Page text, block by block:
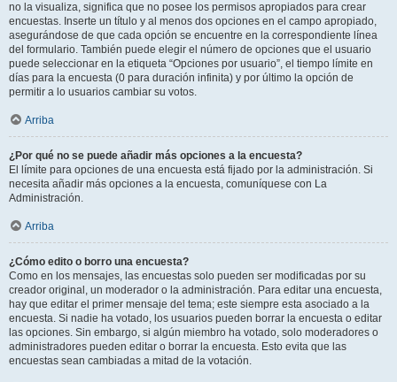
no la visualiza, significa que no posee los permisos apropiados para crear
encuestas. Inserte un título y al menos dos opciones en el campo apropiado,
asegurándose de que cada opción se encuentre en la correspondiente línea
del formulario. También puede elegir el número de opciones que el usuario
puede seleccionar en la etiqueta “Opciones por usuario”, el tiempo límite en
días para la encuesta (0 para duración infinita) y por último la opción de
permitir a lo usuarios cambiar su votos.
Arriba
¿Por qué no se puede añadir más opciones a la encuesta?
El límite para opciones de una encuesta está fijado por la administración. Si
necesita añadir más opciones a la encuesta, comuníquese con La
Administración.
Arriba
¿Cómo edito o borro una encuesta?
Como en los mensajes, las encuestas solo pueden ser modificadas por su
creador original, un moderador o la administración. Para editar una encuesta,
hay que editar el primer mensaje del tema; este siempre esta asociado a la
encuesta. Si nadie ha votado, los usuarios pueden borrar la encuesta o editar
las opciones. Sin embargo, si algún miembro ha votado, solo moderadores o
administradores pueden editar o borrar la encuesta. Esto evita que las
encuestas sean cambiadas a mitad de la votación.